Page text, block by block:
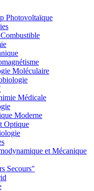
Photovoltaïque
Moléculaire
Médicale
Moderne
Optique
et Mécanique
Secours"